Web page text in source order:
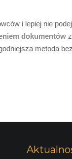
i lepiej nie
dokumentów
metoda